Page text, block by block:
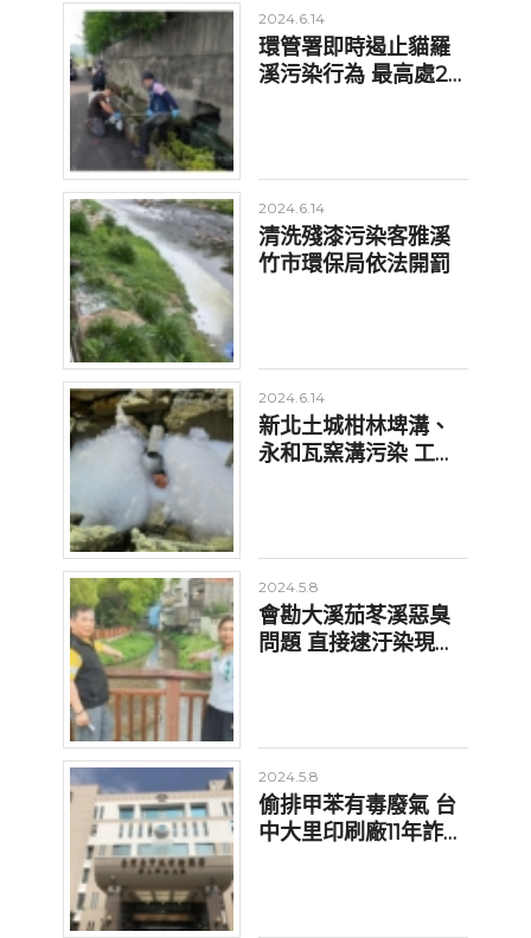
2024.6.14
環管署即時遏止貓羅
溪污染行為 最高處2
2024.6.14
清洗殘漆污染客雅溪
竹市環保局依法開罰
2024.6.14
新北土城柑林埤溝、
永和瓦窯溝污染 工地
2024.5.8
會勘大溪茄苳溪惡臭
問題 直接逮汙染現行
2024.5.8
偷排甲苯有毒廢氣 台
中大里印刷廠11年詐